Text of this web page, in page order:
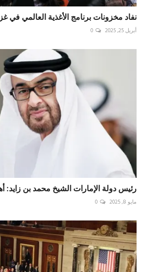
نفاد مخزونات برنامج الأغذية العالمي في
أبريل 25, 2025 0
رئيس دولة الإمارات الشيخ محمد بن زايد:
مايو 8, 2025 0